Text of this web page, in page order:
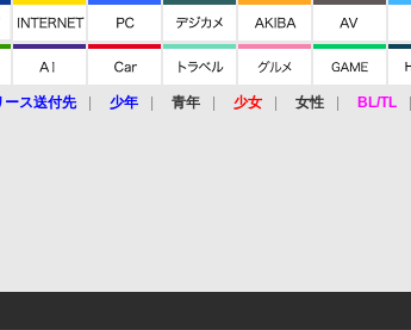
ース送付先 少年 青年 少女 女性 BL/TL